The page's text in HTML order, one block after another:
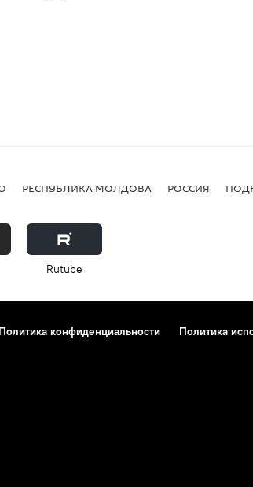
РЕСПУБЛИКА МОЛДОВА РОССИЯ
Rutube
Политика конфиденциальности
Политика